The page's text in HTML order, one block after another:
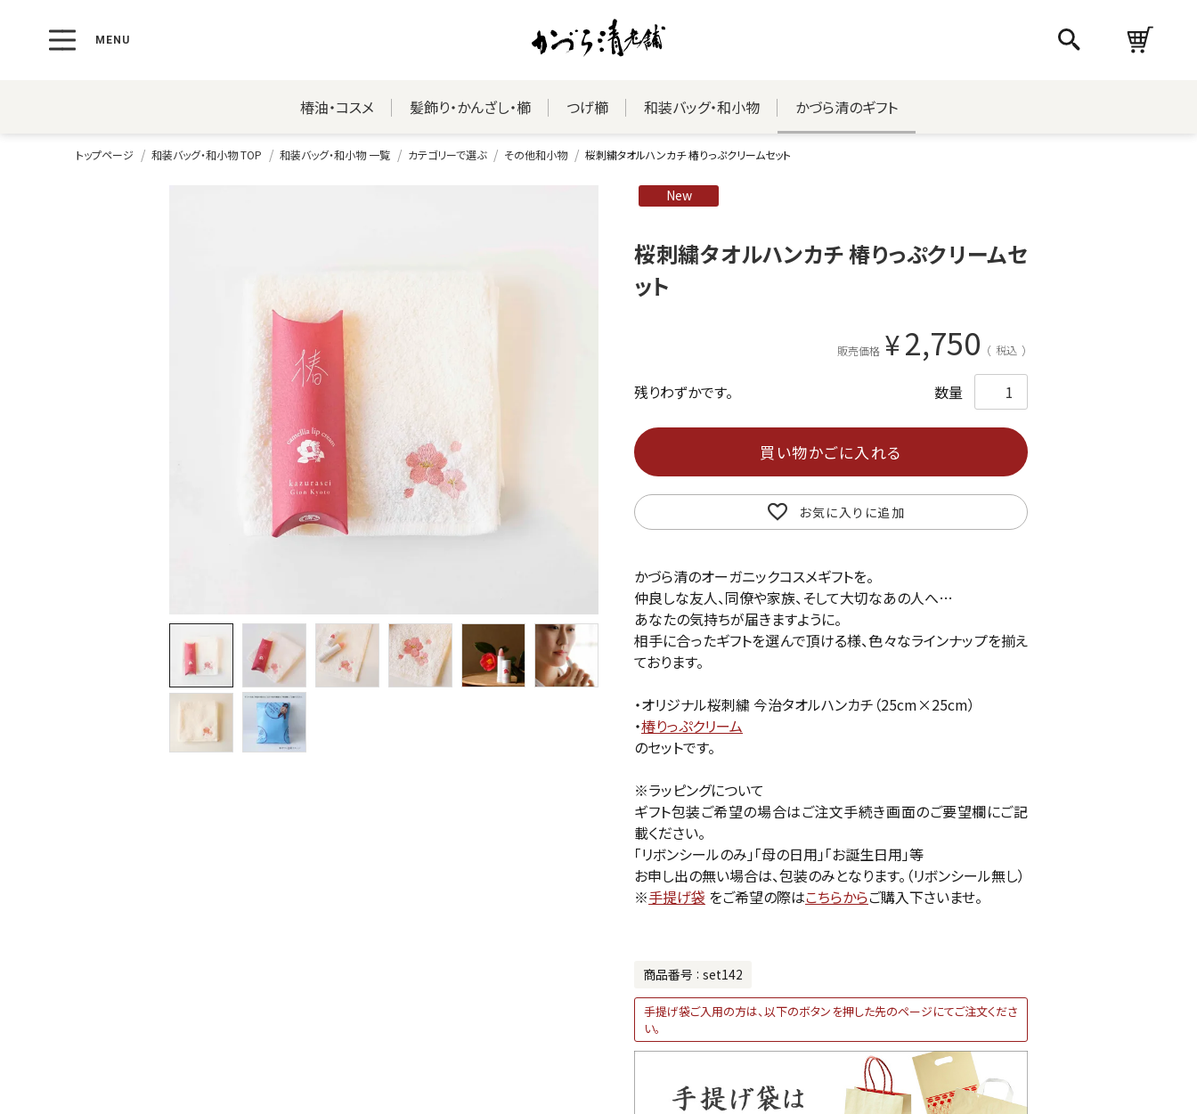
椿油・コスメ 髪飾り・かんざし・櫛 つげ櫛 和装バッグ・和小物 かづら清のギフト
トップページ 和装バッグ・和小物 TOP 和装バッグ・和小物 一覧 カテゴリーで選ぶ その他和小物 桜刺繍タオルハンカチ 椿りっぷクリームセット
New
桜刺繍タオルハンカチ 椿りっぷクリームセ
ット
販売価格 ¥2,750 税込
残りわずかです。
お気に入りに追加
買い物かごに入れる
かづら清のオーガニックコスメギフトを。
仲良しな友人、同僚や家族、そして大切なあの人へ…
あなたの気持ちが届きますように。
相手に合ったギフトを選んで頂ける様、色々なラインナップを揃え
ております。
・オリジナル桜刺繍 今治タオルハンカチ（25cm×25cm）
・椿りっぷクリーム
のセットです。
※ラッピングについて
ギフト包装ご希望の場合はご注文手続き画面のご要望欄にご記
載ください。
「リボンシールのみ」「母の日用」「お誕生日用」等
お申し出の無い場合は、包装のみとなります。（リボンシール無し）
※手提げ袋 をご希望の際はこちらからご購入下さいませ。
商品番号 set142
手提げ袋ご入用の方は、以下のボタンを押した先のページにてご注文くださ
い。